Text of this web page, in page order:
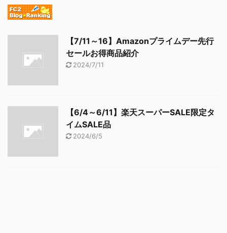
【7/11～16】Amazonプライムデー先行
セールお得商品紹介
2024/7/11
【6/4～6/11】楽天スーパーSALE限定タ
イムSALE品
2024/6/5